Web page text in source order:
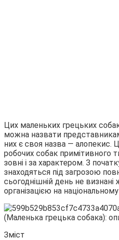
Цих маленьких грецьких
можна назвати
них є своя назва — алопекис.
робочих собак примітивного
зовні і за характером. З
знаходяться під загрозою
сьогоднішній день не визнані
організацією на
Зміст